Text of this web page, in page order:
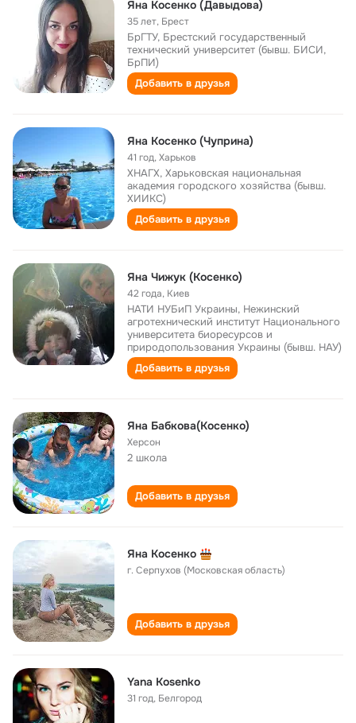
Яна Косенко (Давыдова)
35 лет, Брест
БрГТУ, Брестский государственный
технический университет (бывш. БИСИ,
БрПИ)
Добавить в друзья
Яна Косенко (Чуприна)
41 год,Харьков
ХНАГХ, Харьковская национальная
академия городского хозяйства (бывш.
ХИИКС)
Добавить в друзья
Яна Чижук (Косенко)
42 года, Киев
НАТИ НУБиП Украины, Нежинский
агротехнический институт Национального
университета биоресурсов и
природопользования Украины (бывш. НАУ)
Добавить в друзья
Яна Бабкова(Косенко)
Херсон
2 школа
Добавить в друзья
Яна Косенко
г. Серпухов (Московская область)
Добавить в друзья
Yana Kosenko
31 год, Белгород